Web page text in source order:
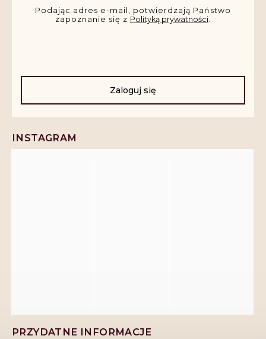
Podając adres e-mail, potwierdzają Państwo
zapoznanie się z Polityką prywatności
Zaloguj się
PRZYDATNE INFORMACJE
INSTAGRAM